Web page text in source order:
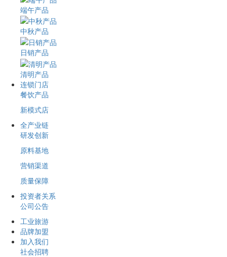
端午产品
中秋产品
日销产品
清明产品
连锁门店
餐饮产品
新模式店
全产业链
研发创新
原料基地
营销渠道
质量保障
投资者关系
公司公告
工业旅游
品牌加盟
加入我们
社会招聘